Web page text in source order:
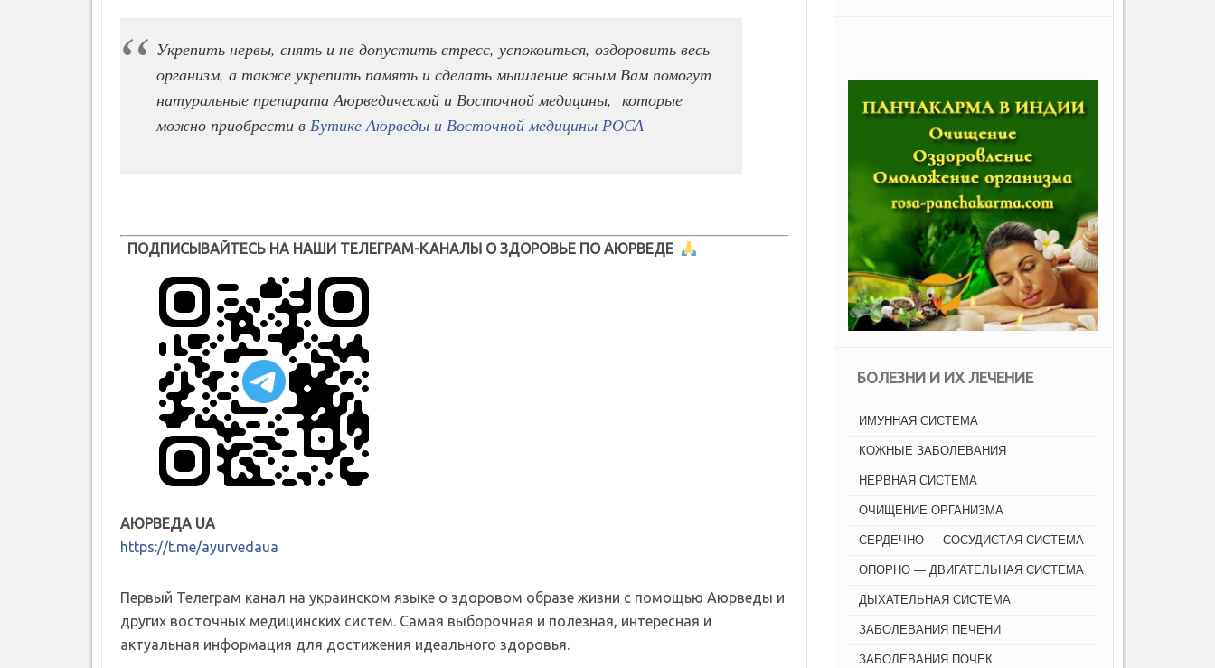
Укрепить нервы, снять и не допустить стресс, успокоиться, оздоровить весь
организм, а также укрепить память и сделать мышление ясным Вам помогут
натуральные препарата Аюрведической и Восточной медицины, которые
можно приобрести в Бутике Аюрведы и Восточной медицины РОСА
ПОДПИСЫВАЙТЕСЬ НА НАШИ ТЕЛЕГРАМ-КАНАЛЫ О ЗДОРОВЬЕ ПО АЮРВЕДЕ
АЮРВЕДА UA
https://t.me/ayurvedaua
Первый Телеграм канал на украинском языке о здоровом образе жизни с помощью Аюрведы и
других восточных медицинских систем. Самая выборочная и полезная, интересная и
актуальная информация для достижения идеального здоровья.
БОЛЕЗНИ И ИХ ЛЕЧЕНИЕ
ИМУННАЯ СИСТЕМА
КОЖНЫЕ ЗАБОЛЕВАНИЯ
НЕРВНАЯ СИСТЕМА
ОЧИЩЕНИЕ ОРГАНИЗМА
СЕРДЕЧНО — СОСУДИСТАЯ СИСТЕМА
ОПОРНО — ДВИГАТЕЛЬНАЯ СИСТЕМА
ДЫХАТЕЛЬНАЯ СИСТЕМА
ЗАБОЛЕВАНИЯ ПЕЧЕНИ
ЗАБОЛЕВАНИЯ ПОЧЕК